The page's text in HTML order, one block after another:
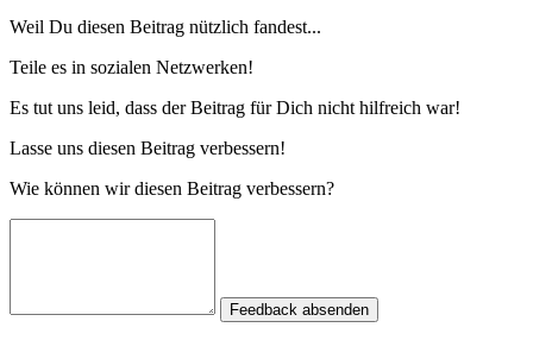
Weil Du diesen Beitrag nützlich fandest...
Teile es in sozialen Netzwerken!
Es tut uns leid, dass der Beitrag für Dich nicht hilfreich war!
Lasse uns diesen Beitrag verbessern!
Wie können wir diesen Beitrag verbessern?
Feedback absenden